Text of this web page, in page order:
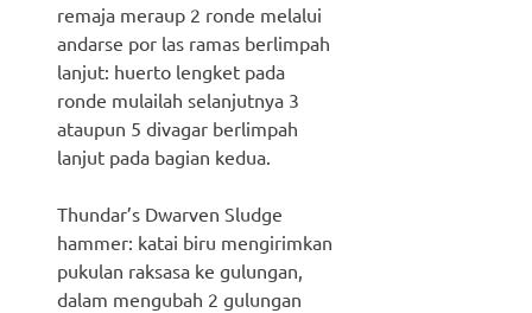
remaja meraup 2 ronde melalui
andarse por las ramas berlimpah
lanjut: huerto lengket pada
ronde mulailah selanjutnya 3
ataupun 5 divagar berlimpah
lanjut pada bagian kedua.
Thundar’s Dwarven Sludge
hammer: katai biru mengirimkan
pukulan raksasa ke gulungan,
dalam mengubah 2 gulungan